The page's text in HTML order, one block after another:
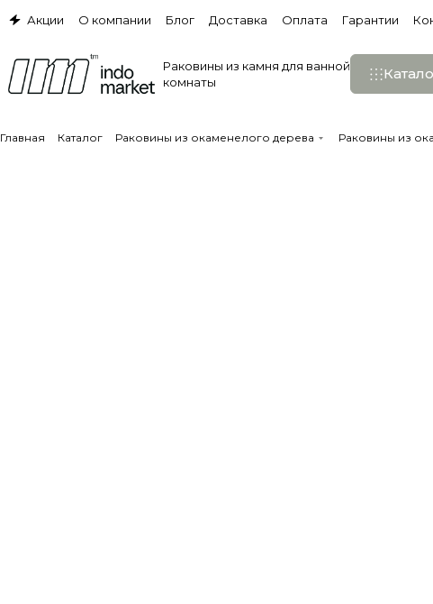
Акции О компании Блог Доставка Оплата Гарантии
Раковины из камня для ванной
комнаты
Главная Каталог Раковины из окаменелого дерева Раковины из